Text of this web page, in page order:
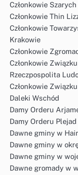
Członkowie
Członkowie Thin
Członkowie
Krakowie
Członkowie
Członkowie
Rzeczpospolita
Członkowie
Daleki Wschód
Damy Orderu
Damy Orderu Plejad
Dawne gminy w
Dawne gminy w
Dawne gminy w
Dawne gromady w